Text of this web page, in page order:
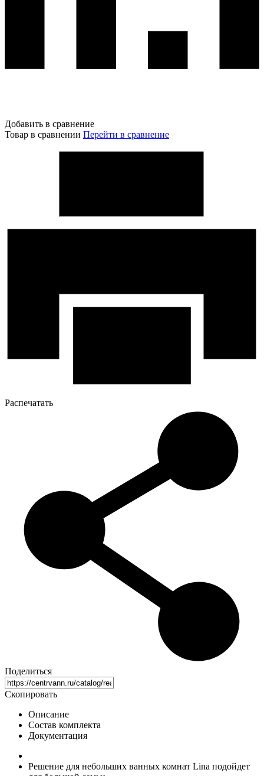
Добавить в сравнение
Товар в сравнении Перейти в сравнение
Распечатать
Поделиться
Скопировать
Описание
Состав комплекта
Документация
Решение для небольших ванных комнат Lina подойдет